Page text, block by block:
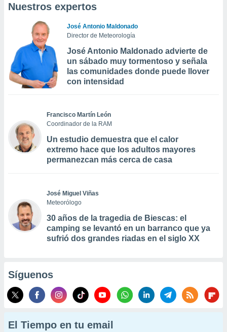
Nuestros expertos
José Antonio Maldonado
Director de Meteorología
José Antonio Maldonado advierte de
un sábado muy tormentoso y señala
las comunidades donde puede llover
con intensidad
Francisco Martín León
Coordinador de la RAM
Un estudio demuestra que el calor
extremo hace que los adultos mayores
permanezcan más cerca de casa
José Miguel Viñas
Meteorólogo
30 años de la tragedia de Biescas: el
camping se levantó en un barranco que ya
sufrió dos grandes riadas en el siglo XX
Síguenos
El Tiempo en tu email